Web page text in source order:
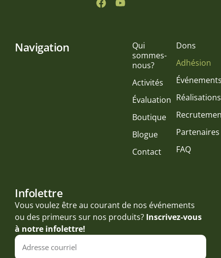
Navigation
Qui
sommes-
nous?
Activités
Évaluation
Boutique
Blogue
Contact
Dons
Adhésion
Réalisations
Partenaires
FAQ
Infolettre
Vous voulez être au courant de nos événements
ou des primeurs sur nos produits? Inscrivez-vous
à notre infolettre!